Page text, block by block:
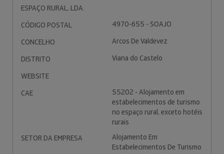
ESPAÇO RURAL, LDA.
CÓDIGO POSTAL
4970-655 - SOAJO
CONCELHO
Arcos De Valdevez
DISTRITO
Viana do Castelo
WEBSITE
CAE
55202 - Alojamento em
estabelecimentos de turismo
no espaço rural, exceto hotéis
rurais
SETOR DA EMPRESA
Alojamento Em
Estabelecimentos De Turismo